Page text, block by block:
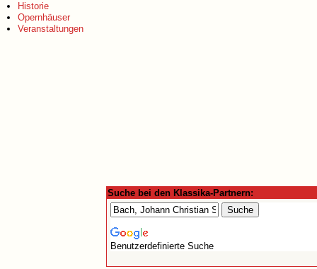
Historie
Opernhäuser
Veranstaltungen
Suche bei den Klassika-Partnern:
Benutzerdefinierte Suche